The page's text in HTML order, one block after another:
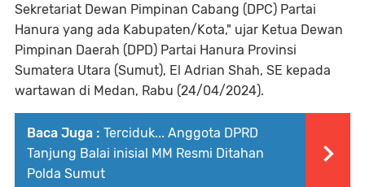
Sekretariat Dewan Pimpinan Cabang (DPC) Partai
Hanura yang ada Kabupaten/Kota," ujar Ketua Dewan
Pimpinan Daerah (DPD) Partai Hanura Provinsi
Sumatera Utara (Sumut), El Adrian Shah, SE kepada
wartawan di Medan, Rabu (24/04/2024).
Baca Juga : Terciduk... Anggota DPRD
Tanjung Balai inisial MM Resmi Ditahan
Polda Sumut